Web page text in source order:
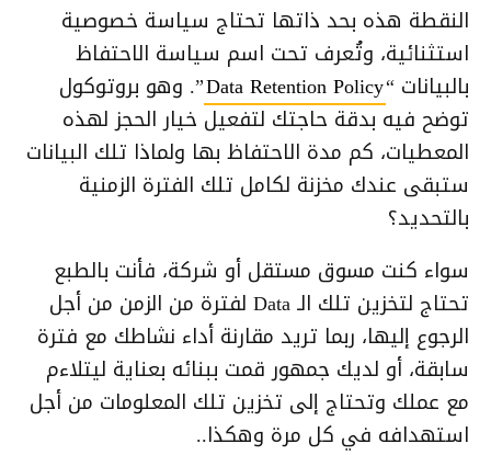
النقطة هذه بحد ذاتها تحتاج سياسة خصوصية
استثنائية، وتُعرف تحت اسم سياسة الاحتفاظ
بالبيانات “Data Retention Policy”. وهو بروتوكول
توضح فيه بدقة حاجتك لتفعيل خيار الحجز لهذه
المعطيات، كم مدة الاحتفاظ بها ولماذا تلك البيانات
ستبقى عندك مخزنة لكامل تلك الفترة الزمنية
بالتحديد؟
سواء كنت مسوق مستقل أو شركة، فأنت بالطبع
تحتاج لتخزين تلك الـ Data لفترة من الزمن من أجل
الرجوع إليها، ربما تريد مقارنة أداء نشاطك مع فترة
سابقة، أو لديك جمهور قمت ببنائه بعناية ليتلاءم
مع عملك وتحتاج إلى تخزين تلك المعلومات من أجل
استهدافه في كل مرة وهكذا..